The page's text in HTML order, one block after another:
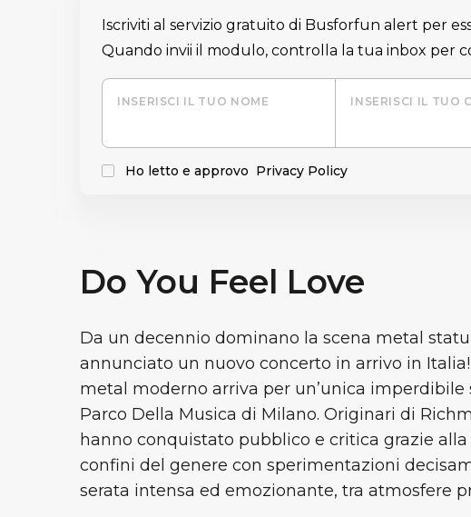
Iscriviti al servizio gratuito di Busforfun alert per
Quando invii il modulo, controlla la tua inbox per
INSERISCI IL TUO NOME INSERISCI IL TUO
Ho letto e approvo Privacy Policy
Do You Feel Love
Da un decennio dominano la scena metal
annunciato un nuovo concerto in arrivo in
metal moderno arriva per un’unica imperdibile
Parco Della Musica di Milano. Originari di
hanno conquistato pubblico e critica grazie
confini del genere con sperimentazioni
serata intensa ed emozionante, tra atmosfere